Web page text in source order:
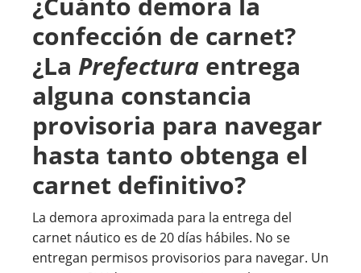
confección de carnet?
¿La Prefectura entrega
alguna constancia
provisoria para navegar
hasta tanto obtenga el
carnet definitivo?
La demora aproximada para la entrega del
carnet náutico es de 20 días hábiles. No se
entregan permisos provisorios para navegar. Un